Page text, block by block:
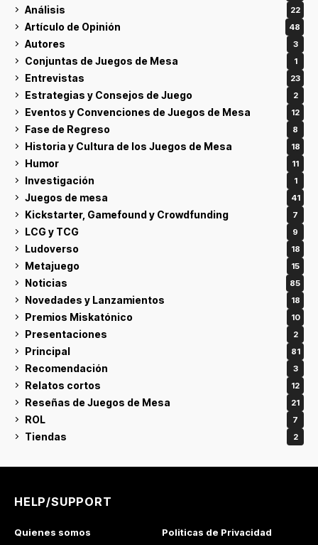
Análisis 22
Artículo de Opinión 48
Autores 3
Conjuntas de Juegos de Mesa 1
Entrevistas 23
Estrategias y Consejos de Juego 2
Eventos y Convenciones de Juegos de Mesa 12
Fase de Regreso 8
Historia y Cultura de los Juegos de Mesa 18
Humor 11
Investigación 1
Juegos de mesa 41
Kickstarter, Gamefound y Crowdfunding 7
LCG y TCG 9
Ludoverso 18
Metajuego 15
Noticias 85
Novedades y Lanzamientos 18
Premios Miskatónico 10
Presentaciones 2
Principal 81
Recomendación 3
Relatos cortos 12
Reseñas de Juegos de Mesa 21
ROL 7
Tiendas 2
HELP/SUPPORT
Quienes somos
Politicas de Privacidad